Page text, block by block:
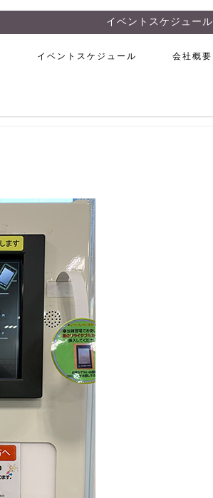
イベントスケジュール
イベントスケジュール 会社概要